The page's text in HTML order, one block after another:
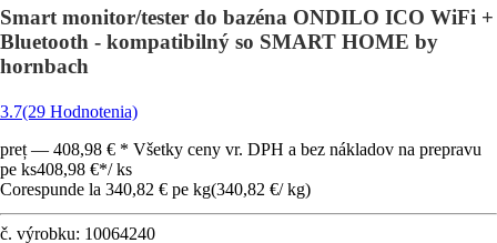
Smart monitor/tester do bazéna ONDILO ICO WiFi +
Bluetooth - kompatibilný so SMART HOME by
hornbach
3.7(29 Hodnotenia)
preț — 408,98 € * Všetky ceny vr. DPH a bez nákladov na prepravu
pe ks408,98 €*/ ks
Corespunde la 340,82 € pe kg(340,82 €/ kg)
č. výrobku: 10064240